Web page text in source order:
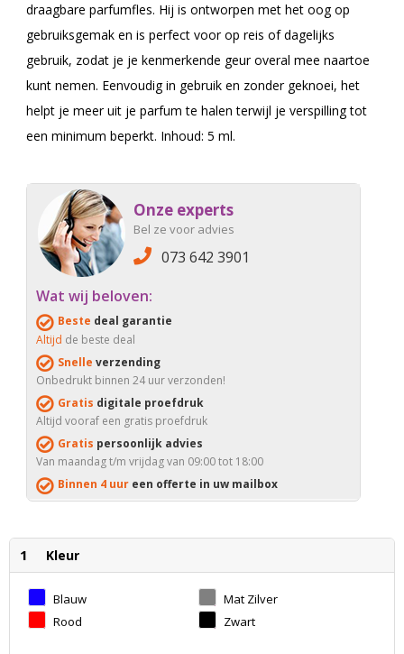
draagbare parfumfles. Hij is ontworpen met het oog op
gebruiksgemak en is perfect voor op reis of dagelijks
gebruik, zodat je je kenmerkende geur overal mee naartoe
kunt nemen. Eenvoudig in gebruik en zonder geknoei, het
helpt je meer uit je parfum te halen terwijl je verspilling tot
een minimum beperkt. Inhoud: 5 ml.
Onze experts
Bel ze voor advies
073 642 3901
Wat wij beloven:
Beste deal garantie
Altijd de beste deal
Snelle verzending
Onbedrukt binnen 24 uur verzonden!
Gratis digitale proefdruk
Altijd vooraf een gratis proefdruk
Gratis persoonlijk advies
Van maandag t/m vrijdag van 09:00 tot 18:00
Binnen 4 uur een offerte in uw mailbox
1 Kleur
Blauw
Mat Zilver
Rood
Zwart